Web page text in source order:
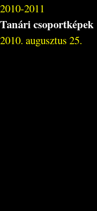
2010-2011
Tanári csoportképek
2010. augusztus 25.